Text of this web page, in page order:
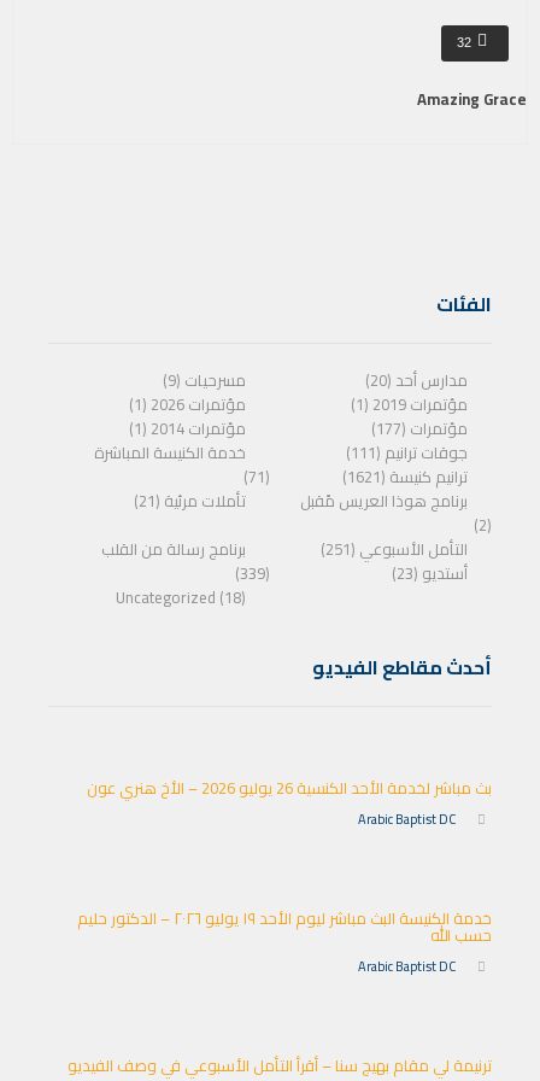
32
Amazing Grace
الفئات
مسرحيات (9)
مدارس أحد (20)
مؤتمرات 2026 (1)
مؤتمرات 2019 (1)
مؤتمرات 2014 (1)
مؤتمرات (177)
خدمة الكنيسة المباشرة
(71)
جوقات ترانيم (111)
ترانيم كنيسة (1621)
تأملات مرئية (21)
برنامج هوذا العريس مًقبل
(2)
برنامج رسالة من القلب
(339)
التأمل الأسبوعي (251)
أستديو (23)
Uncategorized (18)
أحدث مقاطع الفيديو
بث مباشر لخدمة الأحد الكنسية 26 يوليو 2026 – الأخ هنري عون
Arabic Baptist DC
خدمة الكنيسة البث مباشر ليوم الأحد ١٩ يوليو ٢٠٢٦ – الدكتور حليم
حسب الله
Arabic Baptist DC
ترنيمة لي مقام بهيج سنا – أقرأ التأمل الأسبوعي في وصف الفيديو